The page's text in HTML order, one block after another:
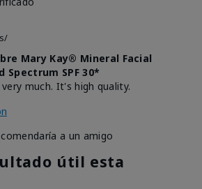
Mary Kay® Mineral Facial
Spectrum SPF 30*
much. It's high quality.
a un amigo
útil esta